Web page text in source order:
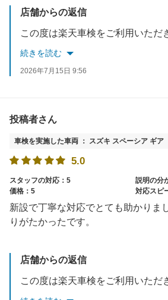
店舗からの返信
続きを読む
2026年7月15日 9:56
投稿者さん
車検を実施した車両 ： スズキ スペーシア ギア
5.0
スタッフの対応：5
説明の分
価格：5
対応スピ
新設で丁寧な対応でとても助かりま
りがたかったです。
店舗からの返信